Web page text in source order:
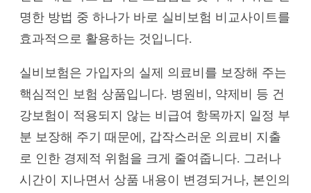
명한 방법 중 하나가 바로 실비보험 비교사이트를
효과적으로 활용하는 것입니다.
실비보험은 가입자의 실제 의료비를 보장해 주는
핵심적인 보험 상품입니다. 병원비, 약제비 등 건
강보험이 적용되지 않는 비급여 항목까지 일정 부
분 보장해 주기 때문에, 갑작스러운 의료비 지출
로 인한 경제적 위험을 크게 줄여줍니다. 그러나
시간이 지나면서 상품 내용이 변경되거나, 본인의